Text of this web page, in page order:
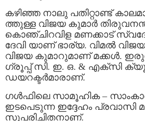
കഴിഞ്ഞ നാലു പതിറ്റാണ്ട്
ത്തുള്ള വിജയ കുമാർ
കൊഞ്ചിറവിള മണക്കാട്
ദേവി യാണ് ഭാര്യ. വിമൽ
വിജയ കുമാറുമാണ് മക്കൾ.
ഗ്രൂപ്പ് സി. ഇ. ഒ. & എക്സി
ഡയറക്ടർമാരാണ്.
ഗള്‍ഫിലെ സാമൂഹിക –
ഇടപെടുന്ന ഇദ്ദേഹം പ്രവാസി
സുപരിചിതനാണ്.